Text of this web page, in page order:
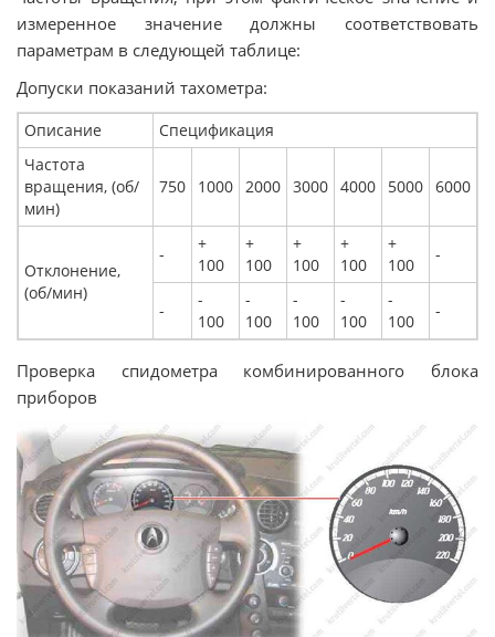
измеренное значение должны соответствовать
параметрам в следующей таблице:
Допуски показаний тахометра:
Описание
Спецификация
Частота
вращения, (об/
мин)
750 1000 2000 3000 4000 5000 6000
Отклонение,
(об/мин)
-
+
100
+
100
+
100
+
100
+
100
-
-
-
100
-
100
-
100
-
100
-
100
-
Проверка спидометра комбинированного блока
приборов